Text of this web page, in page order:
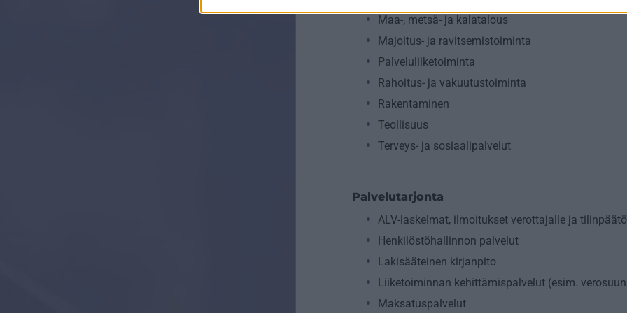
Maa-, metsä- ja kalatalous
Majoitus- ja ravitsemistoiminta
Palveluliiketoiminta
Rahoitus- ja vakuutustoiminta
Rakentaminen
Teollisuus
Terveys- ja sosiaalipalvelut
Palvelutarjonta
ALV-laskelmat, ilmoitukset verottajalle ja
Henkilöstöhallinnon palvelut
Lakisääteinen kirjanpito
Liiketoiminnan kehittämispalvelut (esim.
Maksatuspalvelut